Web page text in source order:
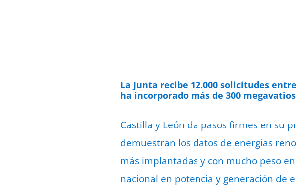
La Junta recibe 12.000 solicitudes
ha incorporado más de 300
Castilla y León da pasos firmes en su
demuestran los datos de energías
más implantadas y con mucho peso
nacional en potencia y generación de